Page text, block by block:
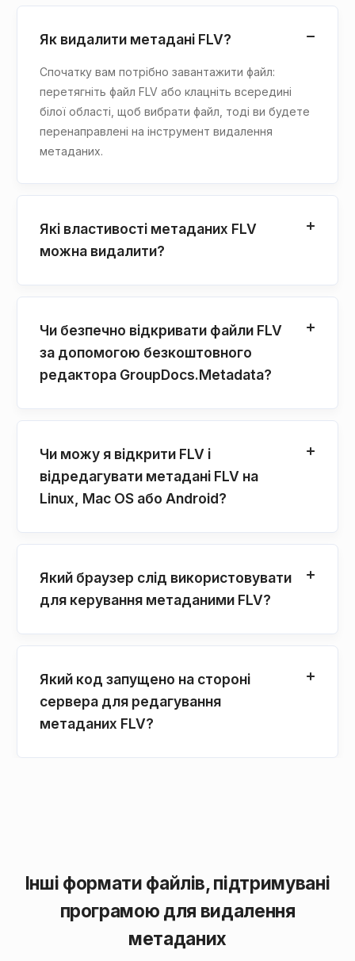
Як видалити метадані FLV?
Спочатку вам потрібно завантажити файл:
перетягніть файл FLV або клацніть всередині
білої області, щоб вибрати файл, тоді ви будете
перенаправлені на інструмент видалення
метаданих.
Які властивості метаданих FLV
можна видалити?
Чи безпечно відкривати файли FLV
за допомогою безкоштовного
редактора GroupDocs.Metadata?
Чи можу я відкрити FLV і
відредагувати метадані FLV на
Linux, Mac OS або Android?
Який браузер слід використовувати
для керування метаданими FLV?
Який код запущено на стороні
сервера для редагування
метаданих FLV?
Інші формати файлів, підтримувані
програмою для видалення
метаданих